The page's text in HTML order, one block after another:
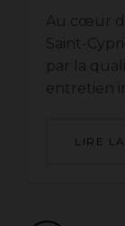
Au cœur
Saint-
par la
entretien
LIRE